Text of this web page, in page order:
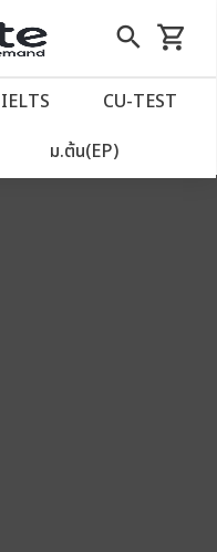
close
search
Skip
to
shopping_cart
รถเข็น
IELTS CU‑TEST
ม.ต้น(EP)
for 80000179